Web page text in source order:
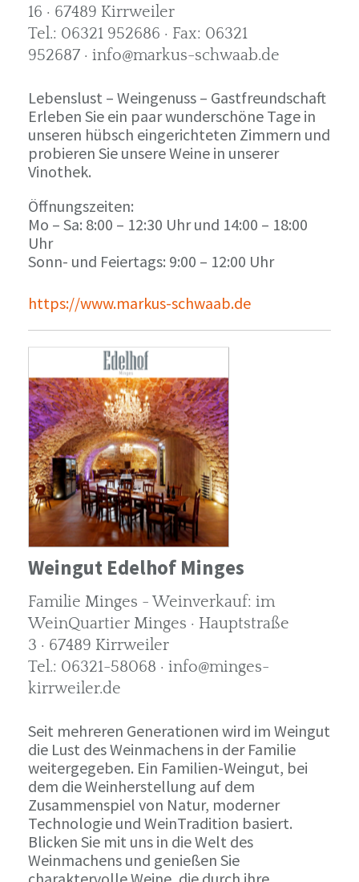
16 · 67489 Kirrweiler
Tel.: 06321 952686 · Fax: 06321
952687 · info@markus-schwaab.de
Lebenslust – Weingenuss – Gastfreundschaft
Erleben Sie ein paar wunderschöne Tage in
unseren hübsch eingerichteten Zimmern und
probieren Sie unsere Weine in unserer
Vinothek.
Öffnungszeiten:
Mo – Sa: 8:00 – 12:30 Uhr und 14:00 – 18:00
Uhr
Sonn- und Feiertags: 9:00 – 12:00 Uhr
https://www.markus-schwaab.de
Weingut Edelhof Minges
Familie Minges - Weinverkauf: im
WeinQuartier Minges · Hauptstraße
3 · 67489 Kirrweiler
Tel.: 06321-58068 · info@minges-
kirrweiler.de
Seit mehreren Generationen wird im Weingut
die Lust des Weinmachens in der Familie
weitergegeben. Ein Familien-Weingut, bei
dem die Weinherstellung auf dem
Zusammenspiel von Natur, moderner
Technologie und WeinTradition basiert.
Blicken Sie mit uns in die Welt des
Weinmachens und genießen Sie